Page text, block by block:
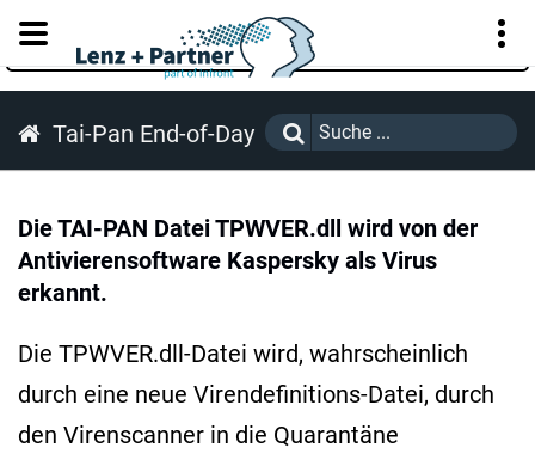
KUNDENPORTAL
Tai-Pan End-of-Day
Die TAI-PAN Datei TPWVER.dll wird von der
Antivierensoftware Kaspersky als Virus
erkannt.
Die TPWVER.dll-Datei wird, wahrscheinlich
durch eine neue Virendefinitions-Datei, durch
den Virenscanner in die Quarantäne